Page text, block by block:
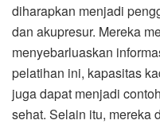
diharapkan menjadi
dan akupresur. Mereka
menyebarluaskan
pelatihan ini, kapasitas
juga dapat menjadi
sehat. Selain itu, mereka